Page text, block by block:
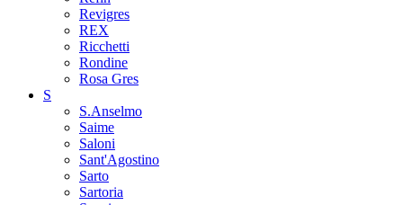
Revigres
REX
Ricchetti
Rondine
Rosa Gres
S
S.Anselmo
Saime
Saloni
Sant'Agostino
Sarto
Sartoria